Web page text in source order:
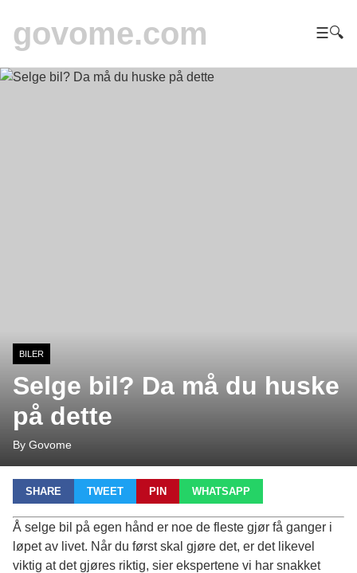
govome.com ☰🔍
BILER
Selge bil? Da må du huske
på dette
By Govome
SHARE TWEET PIN WHATSAPP
Å selge bil på egen hånd er noe de fleste gjør få ganger i
løpet av livet. Når du først skal gjøre det, er det likevel
viktig at det gjøres riktig, sier ekspertene vi har snakket